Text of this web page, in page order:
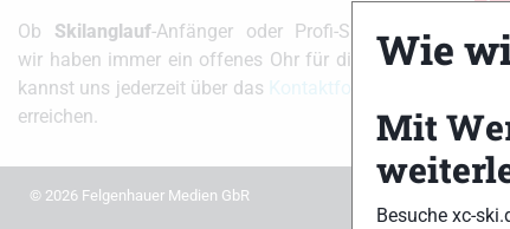
Ob Skilanglauf-Anfänger oder Profi-Sportler,
wir haben immer ein offenes Ohr für dich! Du
kannst uns jederzeit über das
erreichen.
© 2026 Felgenhauer Medien GbR
Wie
Mit
Besuche xc-